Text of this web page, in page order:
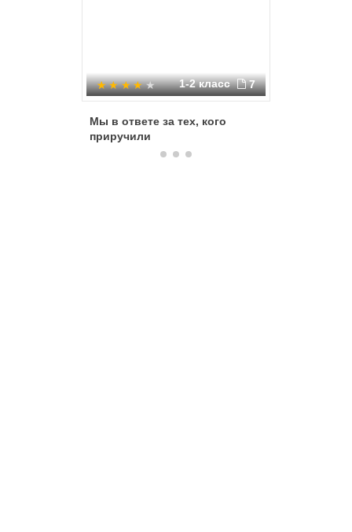
1-2 класс 7
Мы в ответе за тех, кого
приручили